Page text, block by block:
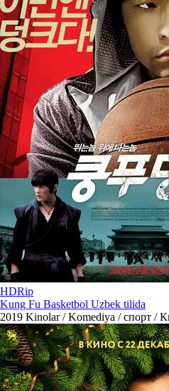
HDRip
Kung Fu Basketbol Uzbek tilida
2019 Kinolar / Komediya / спорт /